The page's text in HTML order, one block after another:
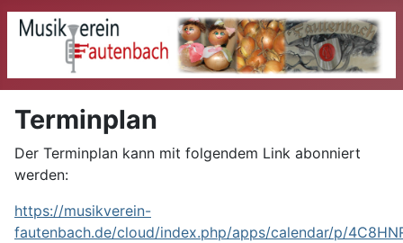
Terminplan
Der Terminplan kann mit folgendem Link abonniert
werden:
https://musikverein-
fautenbach.de/cloud/index.php/apps/calendar/p/